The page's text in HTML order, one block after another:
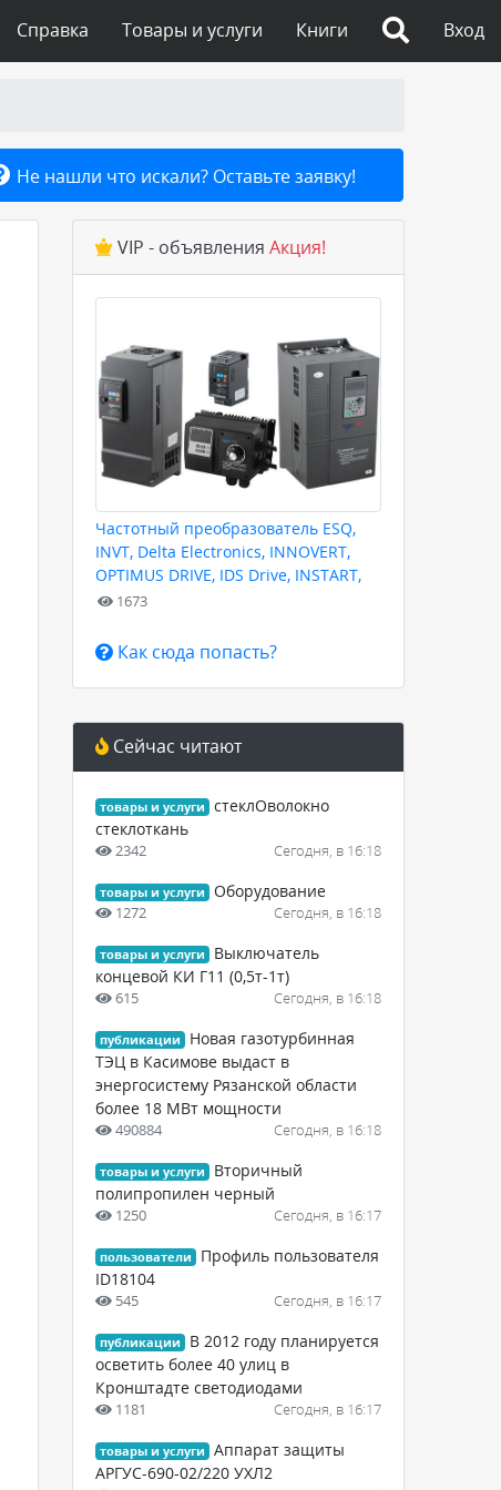
Вход
Книги
Товары и услуги
Справка
Не нашли что искали? Оставьте заявку!
VIP - объявления Акция!
Частотный преобразователь ESQ,
INVT, Delta Electronics, INNOVERT,
OPTIMUS DRIVE, IDS Drive, INSTART,
HYUNDAI для любых задач
1673
Как сюда попасть?
Сейчас читают
товары и услуги
стеклОволокно
стеклоткань
2342 Сегодня, в 16:18
товары и услуги Оборудование
1272 Сегодня, в 16:18
товары и услуги
Выключатель
концевой КИ Г11 (0,5т-1т)
615 Сегодня, в 16:18
публикации
Новая газотурбинная
ТЭЦ в Касимове выдаст в
энергосистему Рязанской области
более 18 МВт мощности
490884 Сегодня, в 16:18
товары и услуги
Вторичный
полипропилен черный
1250 Сегодня, в 16:17
пользователи
Профиль пользователя
ID18104
545 Сегодня, в 16:17
публикации
В 2012 году планируется
осветить более 40 улиц в
Кронштадте светодиодами
1181 Сегодня, в 16:17
товары и услуги
Аппарат защиты
АРГУС-690-02/220 УХЛ2